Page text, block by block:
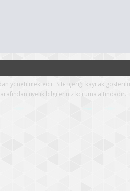
yönetilmektedir. Site içeriği kaynak
üyelik bilgileriniz koruma altındadır.